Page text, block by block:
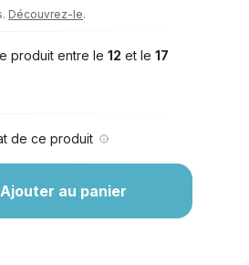
Découvrez-le.
produit entre le 12 et le 17
de ce produit
Ajouter au panier